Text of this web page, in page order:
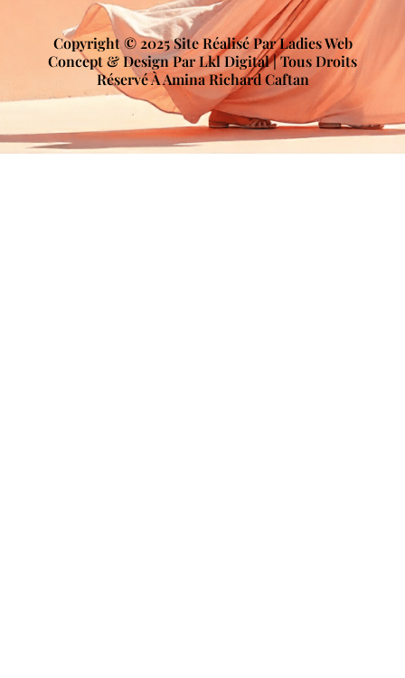
Copyright © 2025 Site Réalisé Par Ladies Web
Concept & Design Par Lkl Digital | Tous Droits
Réservé À Amina Richard Caftan